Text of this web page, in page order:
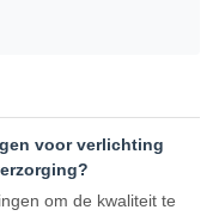
voor verlichting
om de kwaliteit te